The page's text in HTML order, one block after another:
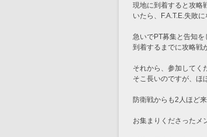
現地に到着すると攻略
いたら、F.A.T.E.失敗
急いでPT募集と告知
到着するまでに攻略戦
それから、参加してく
そこ長いのですが、ほ
防衛戦からも2人ほど
お集まりくださったメ